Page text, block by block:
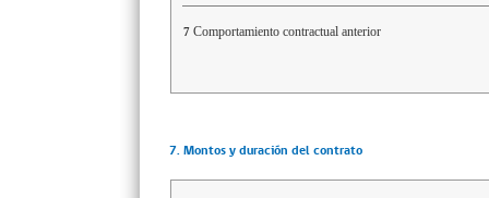
7 Comportamiento contractual anterior
7. Montos y duración del contrato